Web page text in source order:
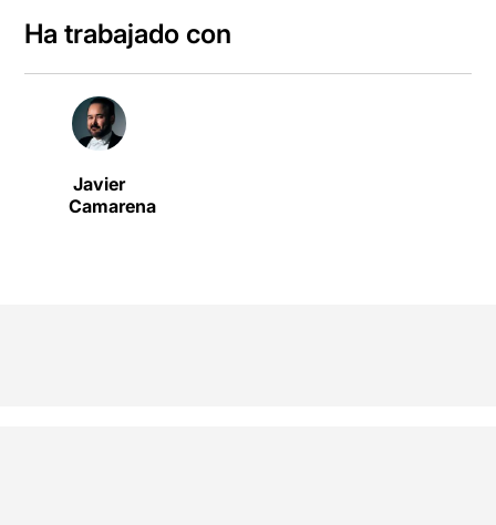
Ha trabajado con
Javier
Camarena